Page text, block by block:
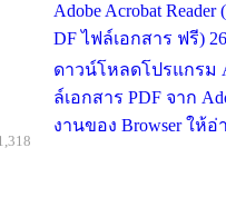
Adobe Acrobat
DF ไฟล์เอกสาร ฟรี)
ดาวน์โหลดโปรแกรม
ล์เอกสาร PDF จาก
งานของ Browser ให้